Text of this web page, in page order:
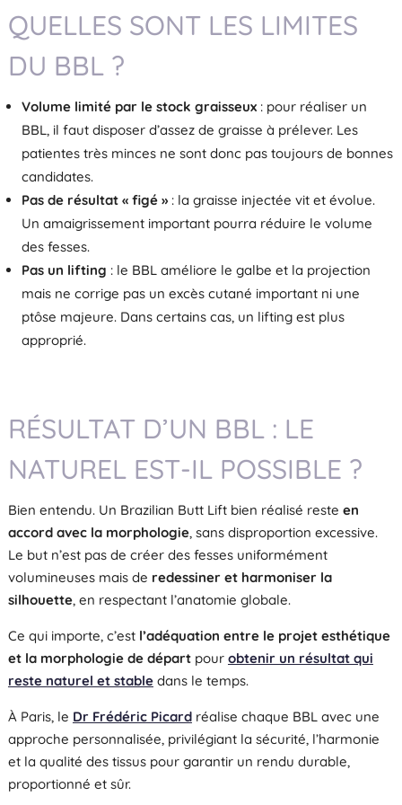
QUELLES SONT LES LIMITES
DU BBL ?
Volume limité par le stock graisseux: pour réaliser un
BBL, il faut disposer d’assez de graisse à prélever. Les
patientes très minces ne sont donc pas toujours de bonnes
candidates.
Pas de résultat « figé »: la graisse injectée vit et évolue.
Un amaigrissement important pourra réduire le volume
des fesses.
Pas un lifting : le BBL améliore le galbe et la projection
mais ne corrige pas un excès cutané important ni une
ptôse majeure. Dans certains cas, un lifting est plus
approprié.
RÉSULTAT D’UN BBL : LE
NATUREL EST-IL POSSIBLE ?
Bien entendu. Un Brazilian Butt Lift bien réalisé reste en
accord avec la morphologie, sans disproportion excessive.
Le but n’est pas de créer des fesses uniformément
volumineuses mais de redessiner et harmoniser la
silhouette, en respectant l’anatomie globale.
Ce qui importe, c’est l’adéquation entre le projet esthétique
et la morphologie de départ pour obtenir un résultat qui
reste naturel et stabledans le temps.
À Paris, le Dr Frédéric Picardréalise chaque BBL avec une
approche personnalisée, privilégiant la sécurité, l’harmonie
et la qualité des tissus pour garantir un rendu durable,
proportionné et sûr.